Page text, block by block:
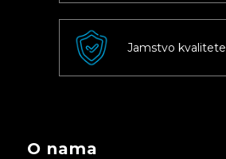
Jamstvo kvalitete
O nama